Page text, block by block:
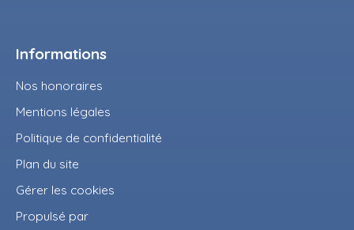
Informations
Nos honoraires
Mentions légales
Politique de confidentialité
Plan du site
Gérer les cookies
Propulsé par